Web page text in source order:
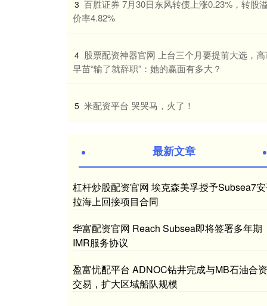
3 ​百胜证券 7月30日东风转债上涨0.23%，转股溢
价率4.82%
4 股票配资神器官网 上台三个月要提前大选，
早苗“输了就辞职”：她的赢面有多大？
5 ​米配资平台 哭哭马，火了！
最新文章
杠杆炒股配资官网 埃克森美孚授予Subsea7
拉海上回接项目合同
华富配资官网 Reach Subsea即将签署多年期
IMR服务协议
盈富忧配平台 ADNOC钻井完成与MB石油合资
交易，扩大区域船队规模